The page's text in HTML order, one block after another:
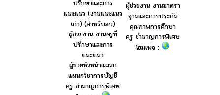
ปรึกษาและการ
แนะแนว (งานแนะแนว
เก่า) (สำหรับลบ)
ผู้ช่วยงาน งานครูที่
ปรึกษาและการ
แนะแนว
ผู้ช่วยหัวหน้าแผนก
แผนกวิชาการบัญชี
ครู ชำนาญการพิเศษ
ผู้ช่วยงาน งานมาตรา
ฐานและการประกัน
คุณภาพการศึกษา
ครู ชำนาญการพิเศษ
โฮมเพจ :